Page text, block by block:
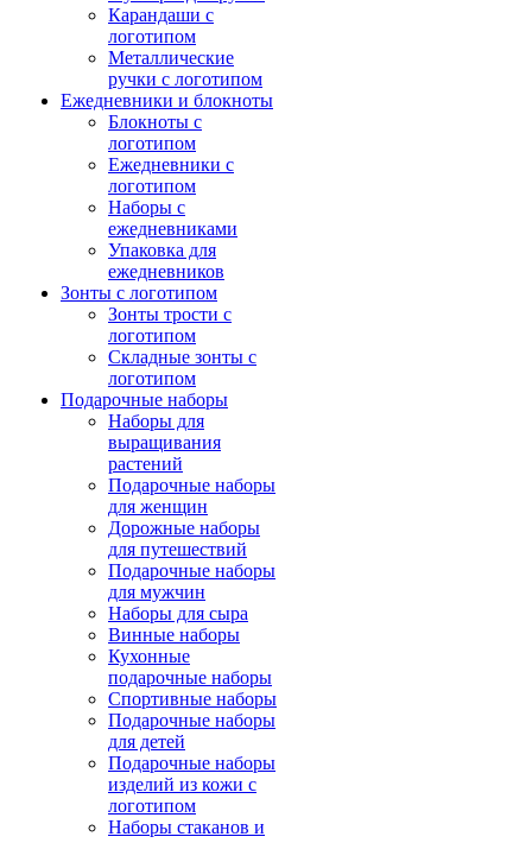
Карандаши с
логотипом
Металлические
ручки с логотипом
Ежедневники и блокноты
Блокноты с
логотипом
Ежедневники с
логотипом
Наборы с
ежедневниками
Упаковка для
ежедневников
Зонты с логотипом
Зонты трости с
логотипом
Складные зонты с
логотипом
Подарочные наборы
Наборы для
выращивания
растений
Подарочные наборы
для женщин
Дорожные наборы
для путешествий
Подарочные наборы
для мужчин
Наборы для сыра
Винные наборы
Кухонные
подарочные наборы
Спортивные наборы
Подарочные наборы
для детей
Подарочные наборы
изделий из кожи с
логотипом
Наборы стаканов и